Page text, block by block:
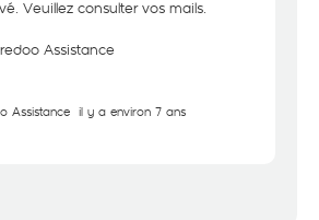
Veuillez consulter vos mails.
Assistance
Assistance il y a environ 7 ans